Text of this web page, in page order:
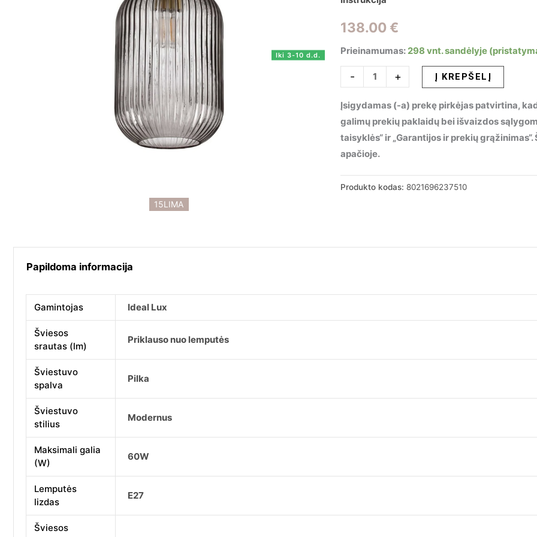
15LIMA
Iki 3-10 d.d.
138.00 €
Prieinamumas: 298 vnt. sandėlyje
-
produkto
kiekis:
Pakabinamas
šviestuvas
MINT-
3
FUME,
+ Į KREPŠELĮ
Įsigydamas (-a) prekę pirkėjas patvirtina,
galimų prekių paklaidų bei išvaizdos
taisyklės“ ir „Garantijos ir prekių
apačioje.
Produkto kodas: 8021696237510
Papildoma informacija
Gamintojas Ideal Lux
Šviesos
srautas (lm)
Priklauso nuo lemputės
Šviestuvo
spalva
Pilka
Šviestuvo
stilius
Modernus
Maksimali galia
(W)
60W
Lemputės
lizdas
E27
Šviesos